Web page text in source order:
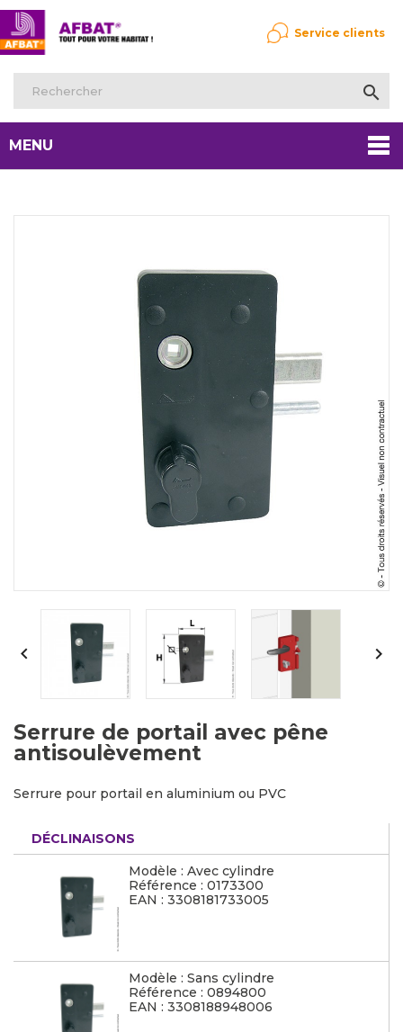

Service clients
MENU
 
Serrure de portail avec pêne
antisoulèvement
Serrure pour portail en aluminium ou PVC
DÉCLINAISONS
Modèle : Avec cylindre
Référence : 0173300
EAN : 3308181733005
Modèle : Sans cylindre
Référence : 0894800
EAN : 3308188948006